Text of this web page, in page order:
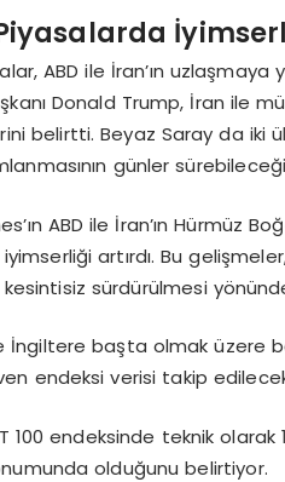
ABD ile İran’ın
Donald Trump, İran ile
belirtti. Beyaz Saray da iki
günler
ABD ile İran’ın Hürmüz
artırdı. Bu
kesintisiz sürdürülmesi
İngiltere başta olmak üzere
endeksi verisi takip
100 endeksinde teknik olarak
olduğunu belirtiyor.